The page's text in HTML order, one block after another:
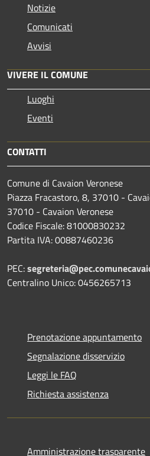
Notizie
Comunicati
Avvisi
VIVERE IL COMUNE
Luoghi
Eventi
CONTATTI
Comune di Cavaion Veronese
Piazza Fracastoro, 8, 37010 -
37010 - Cavaion Veronese
Codice Fiscale: 81000830232
Partita IVA: 00887460236
PEC:
Centralino Unico: 0456265713
Prenotazione appuntamento
Segnalazione disservizio
Leggi le FAQ
Richiesta assistenza
Amministrazione trasparente